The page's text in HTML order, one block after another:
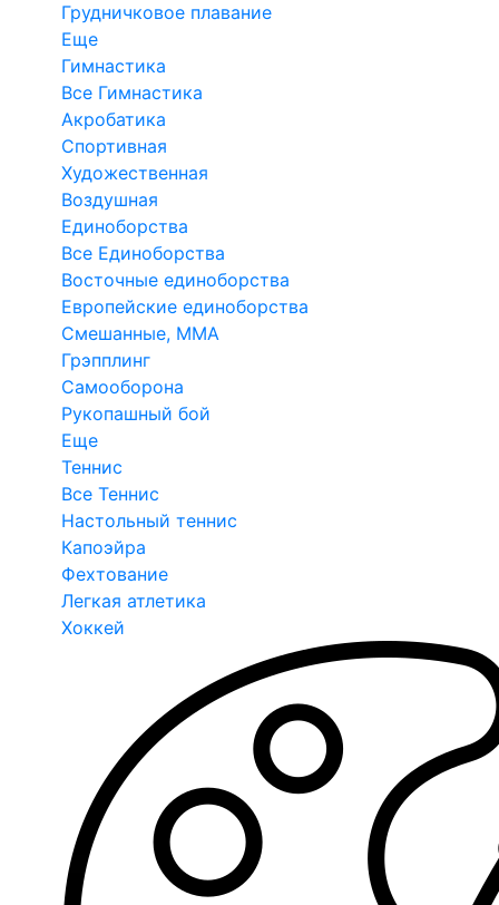
Грудничковое плавание
Еще
Гимнастика
Все Гимнастика
Акробатика
Спортивная
Художественная
Воздушная
Единоборства
Все Единоборства
Восточные единоборства
Европейские единоборства
Смешанные, ММА
Грэпплинг
Самооборона
Рукопашный бой
Еще
Теннис
Все Теннис
Настольный теннис
Капоэйра
Фехтование
Легкая атлетика
Хоккей